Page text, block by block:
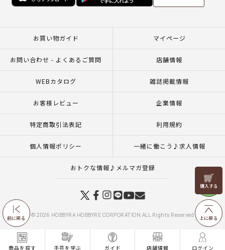
商品を探す 手芸を学ぶ ガイド 店舗情報 ログイン
前に戻る
リリヤン
フェア
上に戻る
お買い物ガイド マイページ
お問い合わせ - よくあるご質問 店舗情報
WEBカタログ 雑誌掲載情報
お客様レビュー 企業情報
特定商取引法表記 利用規約
個人情報ポリシー 一緒に働こう♪求人情報
おトクな情報♪メルマガ登録
© 2026 HOBBYRA HOBBYRE CORPORATION ALL Rights Reserved